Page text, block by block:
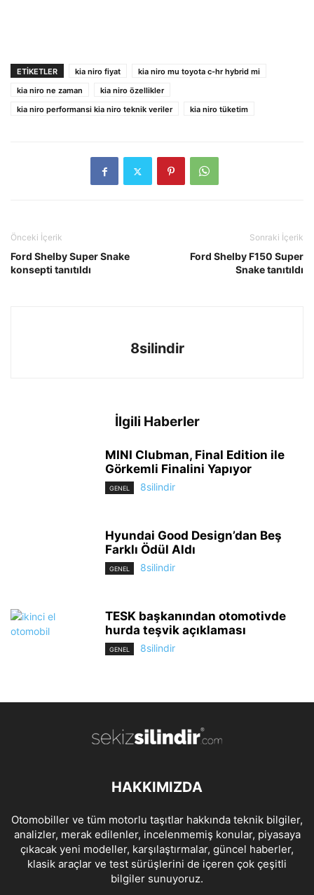
ETIKETLER kia niro fiyat
kia niro mu toyota c-hr hybrid mi
kia niro ne zaman
kia niro özellikler
kia niro performansi kia niro teknik veriler
kia niro tüketim
Önceki İçerik
Ford Shelby Super Snake
konsepti tanıtıldı
Sonraki İçerik
Ford Shelby F150 Super
Snake tanıtıldı
8silindir
İlgili Haberler
MINI Clubman, Final Edition ile
Görkemli Finalini Yapıyor
GENEL 8silindir
Hyundai Good Design’dan Beş
Farklı Ödül Aldı
GENEL 8silindir
TESK başkanından otomotivde
hurda teşvik açıklaması
GENEL 8silindir
HAKKIMIZDA
Otomobiller ve tüm motorlu taşıtlar hakkında teknik bilgiler,
analizler, merak edilenler, incelenmemiş konular, piyasaya
çıkacak yeni modeller, karşılaştırmalar, güncel haberler,
klasik araçlar ve test sürüşlerini de içeren çok çeşitli
bilgiler sunuyoruz.